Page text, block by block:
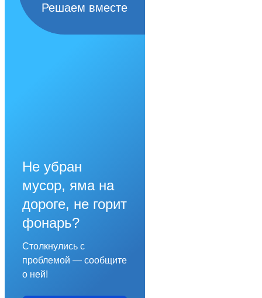
Решаем вместе
Не убран
мусор, яма на
дороге, не горит
фонарь?
Столкнулись с
проблемой — сообщите
о ней!